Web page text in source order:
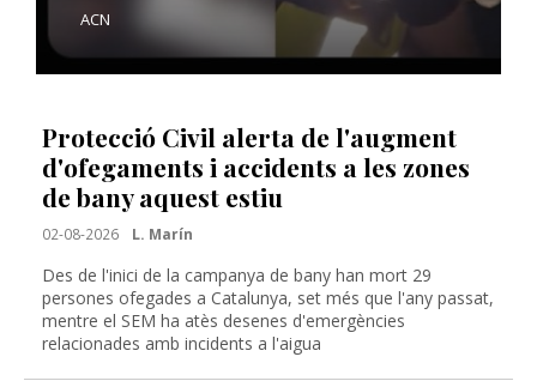
ACN
Protecció Civil alerta de l'augment
d'ofegaments i accidents a les zones
de bany aquest estiu
02-08-2026 L. Marín
Des de l'inici de la campanya de bany han mort 29
persones ofegades a Catalunya, set més que l'any passat,
mentre el SEM ha atès desenes d'emergències
relacionades amb incidents a l'aigua